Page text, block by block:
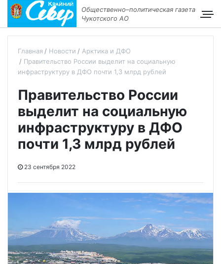
Общественно–политическая газета
Чукотского АО
Главная Новости
Арктика и ДФО
Правительство России выделит на социальную
инфраструктуру в ДФО почти 1,3 млрд рублей
Правительство России
выделит на социальную
инфраструктуру в ДФО
почти 1,3 млрд рублей
23 сентября 2022